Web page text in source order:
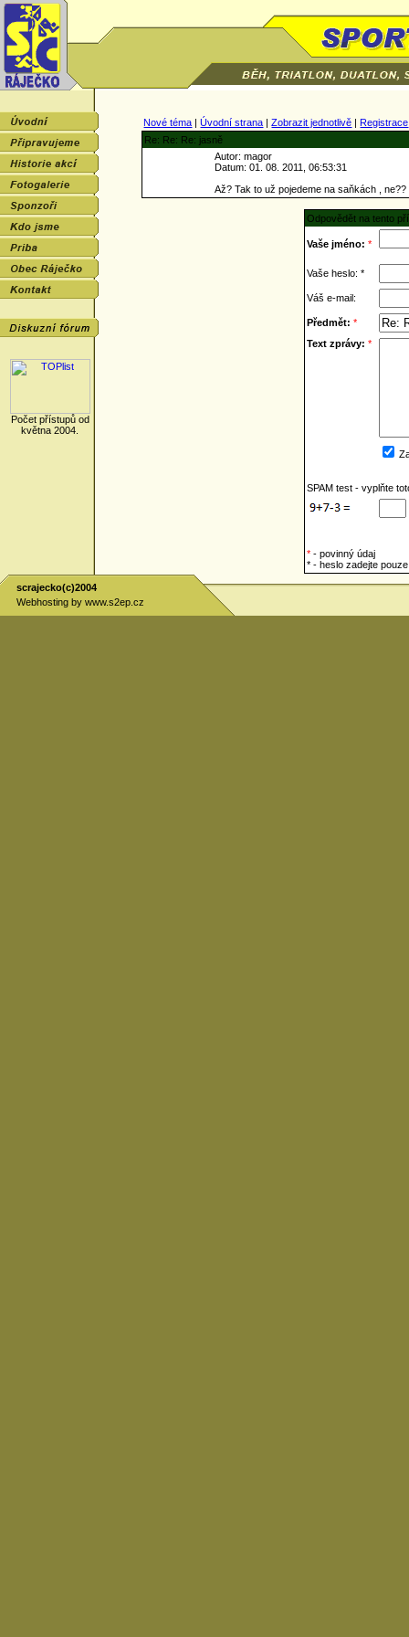
Počet přístupů od
května 2004.
Nové téma |Úvodní strana |Zobrazit jednotlivě |Registrace
Re: Re: Re: jasně
Autor: magor
Datum: 01. 08. 2011, 06:53:31
Až? Tak to už pojedeme na saňkách ,
Odpovědět na tento
Vaše jméno: *
Vaše heslo: *
Váš e-mail:
Předmět: *
Text zprávy: *
SPAM test - vyplňte
* - povinný údaj
* - heslo zadejte
scrajecko(c)2004
Webhosting by www.s2ep.cz